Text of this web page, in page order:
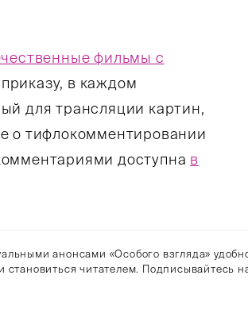
фильмы с
в каждом
для трансляции картин,
о тифлокомментировании
доступна в
анонсами «Особого взгляда»
и становиться читателем. Подписывайтесь